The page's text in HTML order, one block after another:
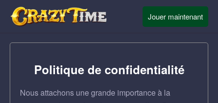
Jouer maintenant
Politique de confidentialité
Nous attachons une grande importance à la